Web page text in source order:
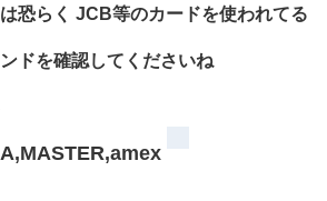
恐らく JCB等のカードを使われてる
ドを確認してくださいね